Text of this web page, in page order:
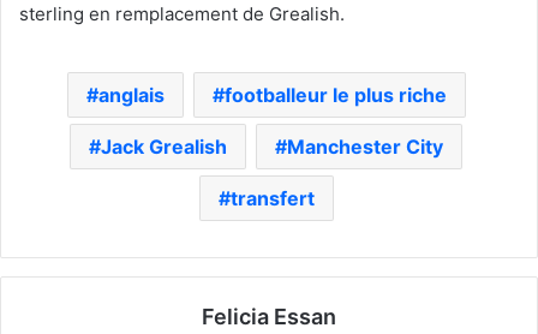
sterling en remplacement de Grealish.
anglais footballeur le plus riche
Jack Grealish Manchester City
transfert
Felicia Essan